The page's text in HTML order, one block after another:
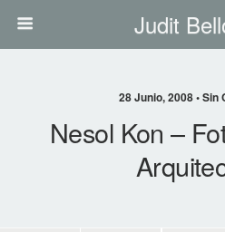
Judit
28 Junio, 2008 •
Nesol Kon –